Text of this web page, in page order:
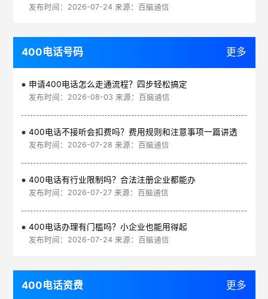
发布时间：2026-07-24 来源：百脑通信
400电话号码 更多
申请400电话怎么走通流程？四步轻松搞定
发布时间：2026-08-03 来源：百脑通信
400电话不接听会扣费吗？费用规则和注意事项一篇讲透
发布时间：2026-07-28 来源：百脑通信
400电话有行业限制吗？合法注册企业都能办
发布时间：2026-07-27 来源：百脑通信
400电话办理有门槛吗？小企业也能用得起
发布时间：2026-07-24 来源：百脑通信
400电话资费 更多